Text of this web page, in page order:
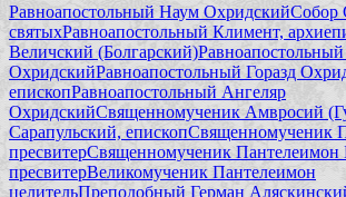
Равноапостольный Наум ОхридскийСобор
святыхРавноапостольный Климент,
Величский (Болгарский)
ОхридскийРавноапостольный Горазд
епископРавноапостольный Ангеляр
ОхридскийСвященномученик Амвросий
Сарапульский, епископСвященномученик
пресвитерСвященномученик Пантелеимон
пресвитерВеликомученик Пантелеимон
целительПреподобный Герман